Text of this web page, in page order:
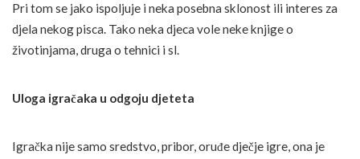
Pri tom se jako ispoljuje i neka posebna sklonost ili interes za
djela nekog pisca. Tako neka djeca vole neke knjige o
životinjama, druga o tehnici i sl.
Uloga igračaka u odgoju djeteta
Igračka nije samo sredstvo, pribor, oruđe dječje igre, ona je